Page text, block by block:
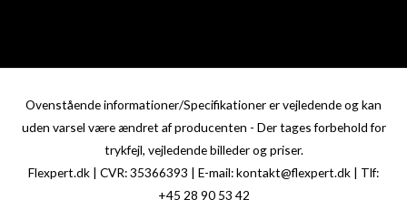
Ovenstående informationer/Specifikationer er vejledende og kan
uden varsel være ændret af producenten - Der tages forbehold for
trykfejl, vejledende billeder og priser.
Flexpert.dk | CVR: 35366393 | E-mail: kontakt@flexpert.dk | Tlf:
+45 28 90 53 42